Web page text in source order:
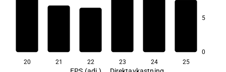
5
0
20 21 22 23 24 25